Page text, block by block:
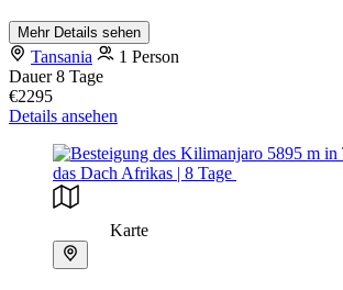
Mehr Details sehen
Tansania
1 Person
Dauer8 Tage
€2295
Details ansehen
Karte